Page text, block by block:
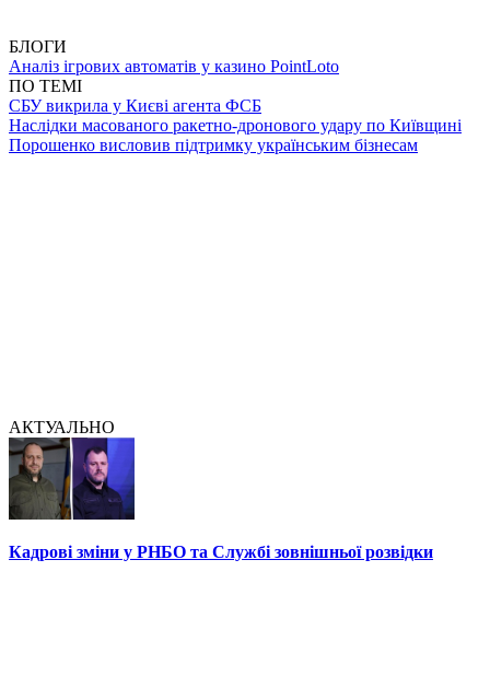
БЛОГИ
Аналіз ігрових автоматів у казино PointLoto
ПО ТЕМІ
СБУ викрила у Києві агента ФСБ
Наслідки масованого ракетно-дронового удару по Київщині
Порошенко висловив підтримку українським бізнесам
АКТУАЛЬНО
Кадрові зміни у РНБО та Службі зовнішньої розвідки